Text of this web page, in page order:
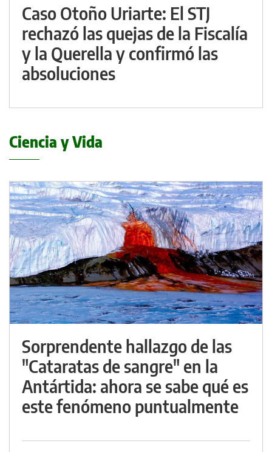
Caso Otoño Uriarte: El STJ
rechazó las quejas de la Fiscalía
y la Querella y confirmó las
absoluciones
Ciencia y Vida
Sorprendente hallazgo de las
"Cataratas de sangre" en la
Antártida: ahora se sabe qué es
este fenómeno puntualmente